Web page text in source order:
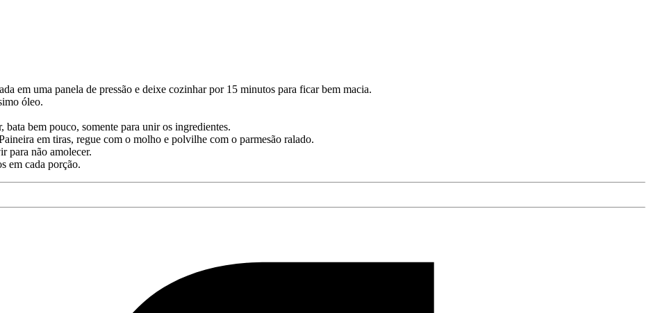
em uma panela de pressão e deixe cozinhar por 15 minutos para ficar bem macia.
óleo.
bem pouco, somente para unir os ingredientes.
em tiras, regue com o molho e polvilhe com o parmesão ralado.
para não amolecer.
em cada porção.